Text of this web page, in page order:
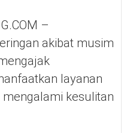
–
akibat musim
layanan
kesulitan